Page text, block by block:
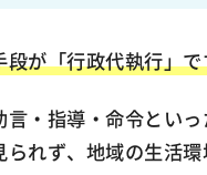
段が「行政代執行」
言・指導・命令とい
られず、地域の生活